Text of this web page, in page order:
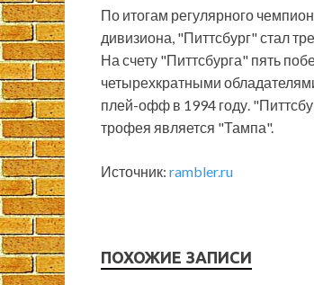
По итогам регулярного
дивизиона, "Питтсбург" стал
На счету "Питтсбурга" пять
четырехкратными
плей-офф в 1994 году.
трофея является "Тампа".
Источник: rambler.ru
ПОХОЖИЕ ЗАПИСИ